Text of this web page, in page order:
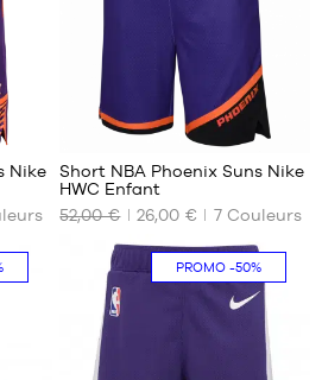
Nike
NOS
TAILLES
DISPONIBLES
XL -
enfant
- 1m65
1m80
32
Short NBA Phoenix Suns Nike
HWC Enfant
52,00 €
26,00 € 7Couleurs
PROMO-50%